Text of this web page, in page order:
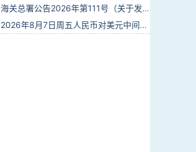
海关总署公告2026年第111号（关于发布《进出境动植物检疫处理监督管理工作规定》《进出境卫生处理监督管理工作规定》的公告）
2026年8月7日周五人民币对美元中间价报6.7904调贬9个基点